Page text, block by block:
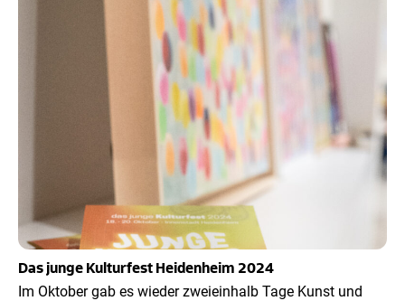
Das junge Kulturfest Heidenheim 2024
Im Oktober gab es wieder zweieinhalb Tage Kunst und